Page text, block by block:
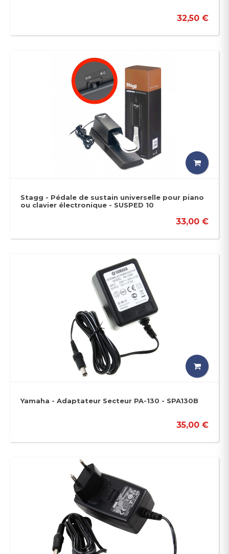
32,50 €
Stagg - Pédale de sustain universelle pour piano
ou clavier électronique - SUSPED 10
33,00 €
Yamaha - Adaptateur Secteur PA-130 - SPA130B
35,00 €